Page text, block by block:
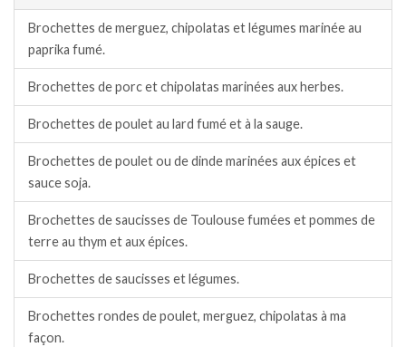
Brochettes de merguez, chipolatas et légumes marinée au
paprika fumé.
Brochettes de porc et chipolatas marinées aux herbes.
Brochettes de poulet au lard fumé et à la sauge.
Brochettes de poulet ou de dinde marinées aux épices et
sauce soja.
Brochettes de saucisses de Toulouse fumées et pommes de
terre au thym et aux épices.
Brochettes de saucisses et légumes.
Brochettes rondes de poulet, merguez, chipolatas à ma
façon.